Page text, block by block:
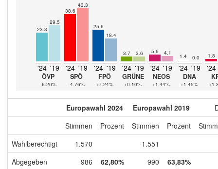
23.3
29.5
'24 '19
ÖVP
-6.20%
38.6
43.3
'24 '19
SPÖ
-4.76%
25.6
18.4
'24 '19
FPÖ
+7.24%
3.7 3.6
'24 '19
GRÜNE
+0.10%
5.6 4.1
'24 '19
NEOS
+1.44%
1.4 0.0
'24 '19
DNA
+1.45%
1.8
'24
Europawahl 2024 Europawahl 2019
Stimmen
Prozent Stimmen Prozent
Wahlberechtigt
1.570
1.551
Abgegeben
986 62,80% 990
63,83%